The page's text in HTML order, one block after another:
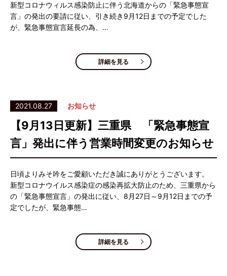
新型コロナウィルス感染防止に伴う北海道からの「緊急事態宣
言」の発出の要請に従い、引き続き9月12日までの予定でした
が、緊急事態宣言延長の為、…
詳細を見る
2021.08.27 お知らせ
【9月13日更新】三重県 「緊急事態宣
言」発出に伴う営業時間変更のお知らせ
日頃よりみそ吟をご愛顧いただき誠にありがとうございます。
新型コロナウイルス感染症の感染再拡大防止のため、三重県から
の「緊急事態宣言」の発出に従い、8月27日～9月12日までの予
定でしたが、緊急事態…
詳細を見る